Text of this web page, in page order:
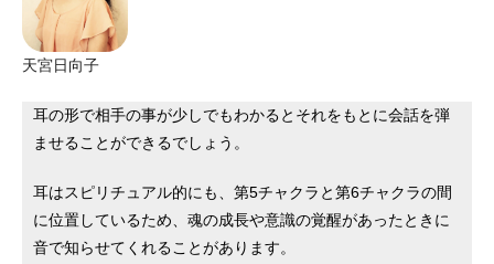
天宮日向子
耳の形で相手の事が少しでもわかるとそれをもとに会話を弾
ませることができるでしょう。
耳はスピリチュアル的にも、第5チャクラと第6チャクラの間
に位置しているため、魂の成長や意識の覚醒があったときに
音で知らせてくれることがあります。